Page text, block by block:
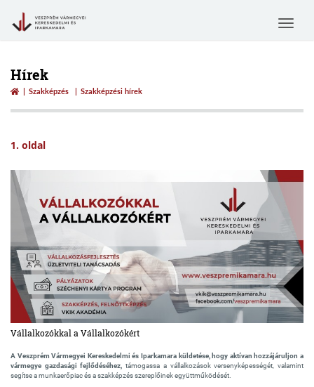
Toggle
Hírek
Szakképzés Szakképzési hírek
1. oldal
Vállalkozókkal a Vállalkozókért
A Veszprém Vármegyei Kereskedelmi és Iparkamara küldetése, hogy aktívan hozzájáruljon a
vármegye gazdasági fejlődéséhez, támogassa a vállalkozások versenyképességét, valamint
segítse a munkaerőpiac és a szakképzés szereplőinek együttműködését.